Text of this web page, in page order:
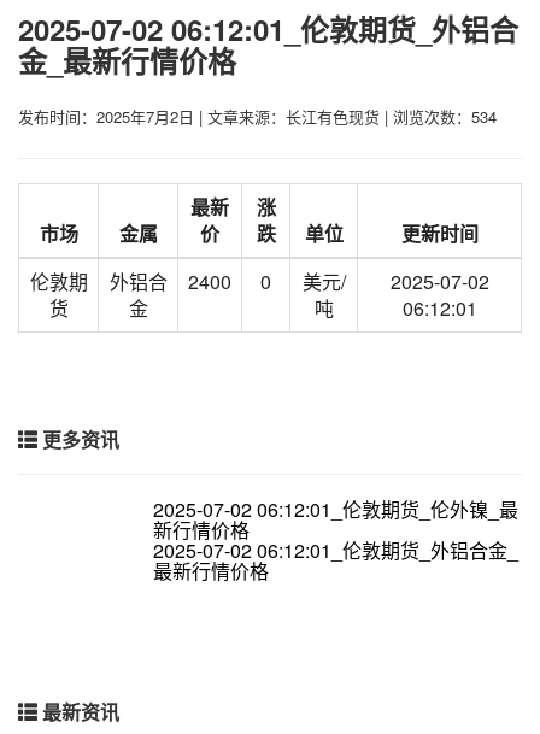
2025-07-02 06:12:01_伦敦期货_外铝合
金_最新行情价格
发布时间：2025年7月2日 | 文章来源：长江有色现货 | 浏览次数：534
市场 金属
最新
价
涨
跌
单位
更新时间
伦敦期
货
外铝合
金
2400 0
美元/
吨
2025-07-02
06:12:01
更多资讯
2025-07-02 06:12:01_伦敦期货_伦外镍_最
新行情价格
2025-07-02 06:12:01_伦敦期货_外铝合金_
最新行情价格
最新资讯